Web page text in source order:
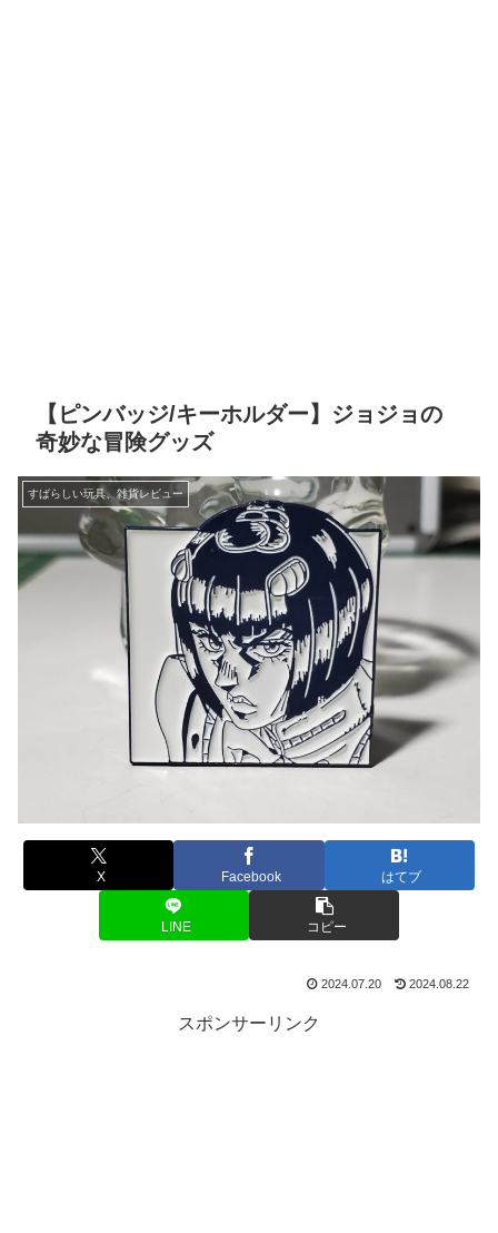
【ピンバッジ/キーホルダー】ジョジョの
奇妙な冒険グッズ
すばらしい玩具、雑貨レビュー
X Facebook はてブ
LINE コピー
2024.07.20 2024.08.22
スポンサーリンク